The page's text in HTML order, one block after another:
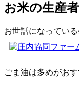
お米の生産
お世話になってい
ごま油は多めがおす